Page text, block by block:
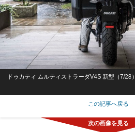
ドゥカティ ムルティストラーダV4S 新型（7/28）
この記事へ戻る